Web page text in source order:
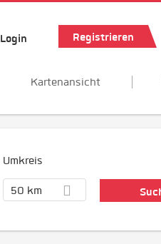
Login Registrieren
Kartenansicht
Umkreis
50 km